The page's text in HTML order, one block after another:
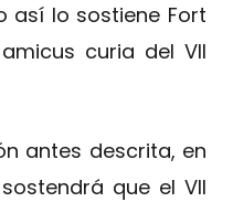
lo sostiene Fort
curia del VII
antes descrita, en
que el VII